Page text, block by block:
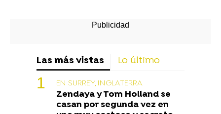
Las más vistas Lo último
EN SURREY, INGLATERRA
Zendaya y Tom Holland se
casan por segunda vez en